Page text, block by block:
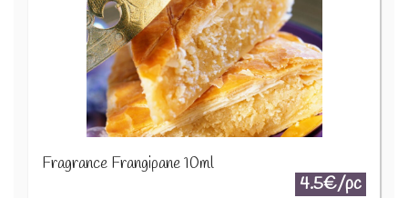
Fragrance Frangipane 10ml
4.5€/pc